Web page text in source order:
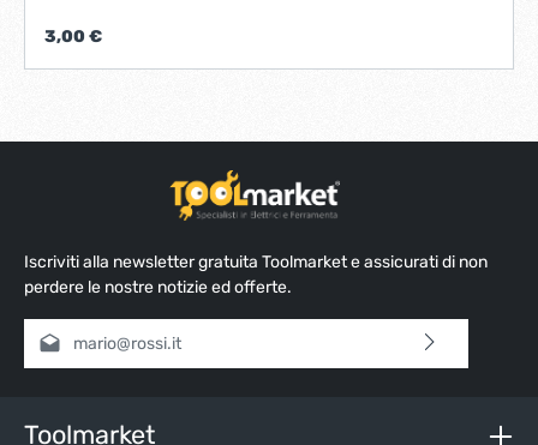
3,00 €
Iscriviti alla newsletter gratuita Toolmarket e assicurati di non
perdere le nostre notizie ed offerte.
Indirizzo e-mail*
nostri termini e condizioni generali
Toolmarket